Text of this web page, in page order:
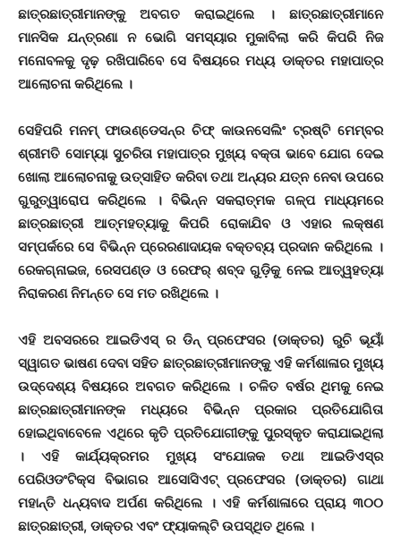
ଛାତ୍ରଛାତ୍ରୀମାନଙ୍କୁ ଅବଗତ କରାଇଥିଲେ । ଛାତ୍ରଛାତ୍ରୀମାନେ
ମାନସିକ ଯନ୍ତ୍ରଣା ନ ଭୋଗି ସମସ୍ୟାର ମୁକାବିଲା କରି କିପରି ନିଜ
ମନୋବଳକୁ ଦୃଢ଼ ରଖିପାରିବେ ସେ ବିଷୟରେ ମଧ୍ୟ ଡାକ୍ତର ମହାପାତ୍ର
ଆଲୋଚନା କରିଥିଲେ ।
ସେହିପରି ମନମ୍ ଫାଉଣ୍ଡେସନ୍‌ର ଚିଫ୍ କାଉନସେଲିଂ ଟ୍ରଷ୍ଟି ମେମ୍ବର
ଶ୍ରୀମତି ସୋମ୍ୟା ସୁଚରିତା ମହାପାତ୍ର ମୁଖ୍ୟ ବକ୍ତା ଭାବେ ଯୋଗ ଦେଇ
ଖୋଲା ଆଲୋଚନାକୁ ଉତ୍ସାହିତ କରିବା ତଥା ଅନ୍ୟର ଯତ୍ନ ନେବା ଉପରେ
ଗୁରୁତ୍ୱାରୋପ କରିଥିଲେ । ବିଭିନ୍ନ ସକରାତ୍ମକ ଗଳ୍ପ ମାଧ୍ୟମରେ
ଛାତ୍ରଛାତ୍ରୀ ଆତ୍ମହତ୍ୟାକୁ କିପରି ରୋକାଯିବ ଓ ଏହାର ଲକ୍ଷଣ
ସମ୍ପର୍କରେ ସେ ବିଭିନ୍ନ ପ୍ରେରଣାଦାୟକ ବକ୍ତବ୍ୟ ପ୍ରଦାନ କରିଥିଲେ ।
ରେକଗ୍‌ନାଇଜ, ରେସପଣ୍ଡ ଓ ରେଫର୍ ଶବ୍ଦ ଗୁଡ଼ିକୁ ନେଇ ଆତ୍ୱହତ୍ୟା
ନିରାକରଣ ନିମନ୍ତେ ସେ ମତ ରଖିଥିଲେ ।
ଏହି ଅବସରରେ ଆଇଡିଏସ୍ ର ଡିନ୍ ପ୍ରଫେସର (ଡାକ୍ତର) ରୁଚି ଭୂୟାଁ
ସ୍ୱାଗତ ଭାଷଣ ଦେବା ସହିତ ଛାତ୍ରଛାତ୍ରୀମାନଙ୍କୁ ଏହି କର୍ମଶାଳାର ମୁଖ୍ୟ
ଉଦ୍ଦେଶ୍ୟ ବିଷୟରେ ଅବଗତ କରିଥିଲେ । ଚଳିତ ବର୍ଷର ଥିମକୁ ନେଇ
ଛାତ୍ରଛାତ୍ରୀମାନଙ୍କ ମଧ୍ୟରେ ବିଭିନ୍ନ ପ୍ରକାର ପ୍ରତିଯୋଗିତା
ହୋଇଥିବାବେଳେ ଏଥିରେ କୃତି ପ୍ରତିଯୋଗୀଙ୍କୁ ପୁରସ୍କୃତ କରାଯାଇଥିଲା
। ଏହି କାର୍ଯ୍ୟକ୍ରମର ମୁଖ୍ୟ ସଂଯୋଜକ ତଥା ଆଇଡିଏସ୍‌ର
ପେରିଓଡଂଟିକ୍ସ ବିଭାଗର ଆସୋସିଏଟ୍ ପ୍ରଫେସର (ଡାକ୍ତର) ଗାଥା
ମହାନ୍ତି ଧନ୍ୟବାଦ ଅର୍ପଣ କରିଥିଲେ । ଏହି କର୍ମଶାଳାରେ ପ୍ରାୟ ୩୦୦
ଛାତ୍ରଛାତ୍ରୀ, ଡାକ୍ତର ଏବଂ ଫ୍ୟାକଲ୍ଟି ଉପସ୍ଥିତ ଥିଲେ ।